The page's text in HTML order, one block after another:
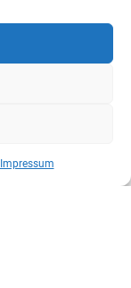
Impressum